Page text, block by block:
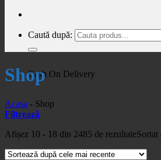
Cash On Delivery
Caută după:
Shop
Acasa - Shop
Filtrează
Afișez 10 - 18 din 2485 de rezultateSortat